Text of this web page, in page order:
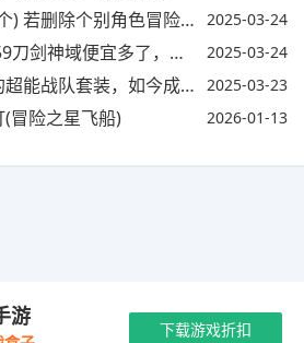
熟练度是否还在?(dnf删除角色后冒险团角色不见了) 2025-03-24
什么却反而被喷得更惨了?(dnf初音时装) 2025-03-24
如今成了逼格最高的时装，你怎么看? 2025-03-23
冒险之星飞船) 2026-01-13
游 下载游戏折扣
手游 版权所有 网站备案号：
戏 拒绝盗版游戏 注意自我保护 谨防受骗上